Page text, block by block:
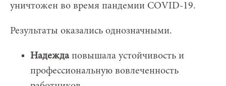
уничтожен во время пандемии COVID-19.
Результаты оказались однозначными.
Надеждаповышала устойчивость и
профессиональную вовлеченность